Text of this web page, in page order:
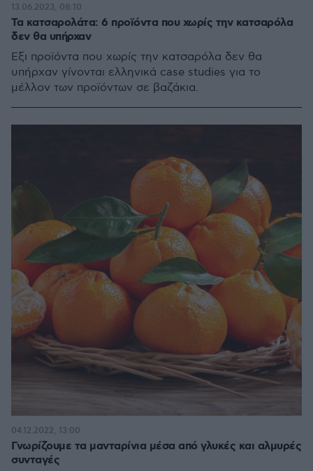
Τα κατσαρολάτα: 6 προϊόντα που χωρίς την κατσαρόλα
δεν θα υπήρχαν
Έξι προϊόντα που χωρίς την κατσαρόλα δεν θα
υπήρχαν γίνονται ελληνικά case studies για το
μέλλον των προϊόντων σε βαζάκια.
13.06.2023, 08:10
Γνωρίζουμε τα μανταρίνια μέσα από γλυκές και αλμυρές
συνταγές
04.12.2022, 13:00